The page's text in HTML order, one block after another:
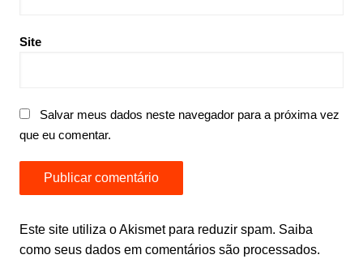
Site
Salvar meus dados neste navegador para a próxima vez
que eu comentar.
Este site utiliza o Akismet para reduzir spam. Saiba
como seus dados em comentários são processados.